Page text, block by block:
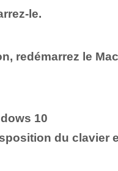
le.
redémarrez le
10
du clavier